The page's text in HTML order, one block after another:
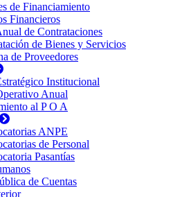
de Financiamiento
Financieros
de Contrataciones
de Bienes y Servicios
de Proveedores
Institucional
Anual
al P O A
ANPE
de Personal
Pasantías
de Cuentas